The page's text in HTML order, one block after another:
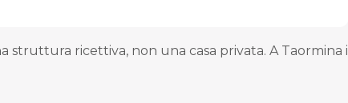
struttura ricettiva, non una casa privata. A Taormina i